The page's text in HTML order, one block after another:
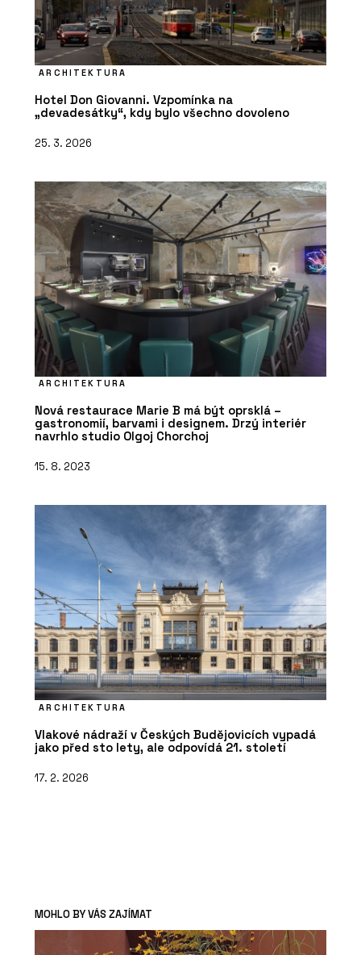
ARCHITEKTURA
Hotel Don Giovanni. Vzpomínka na
„devadesátky“, kdy bylo všechno dovoleno
25. 3. 2026
ARCHITEKTURA
Nová restaurace Marie B má být oprsklá –
gastronomií, barvami i designem. Drzý interiér
navrhlo studio Olgoj Chorchoj
15. 8. 2023
ARCHITEKTURA
Vlakové nádraží v Českých Budějovicích vypadá
jako před sto lety, ale odpovídá 21. století
17. 2. 2026
MOHLO BY VÁS ZAJÍMAT